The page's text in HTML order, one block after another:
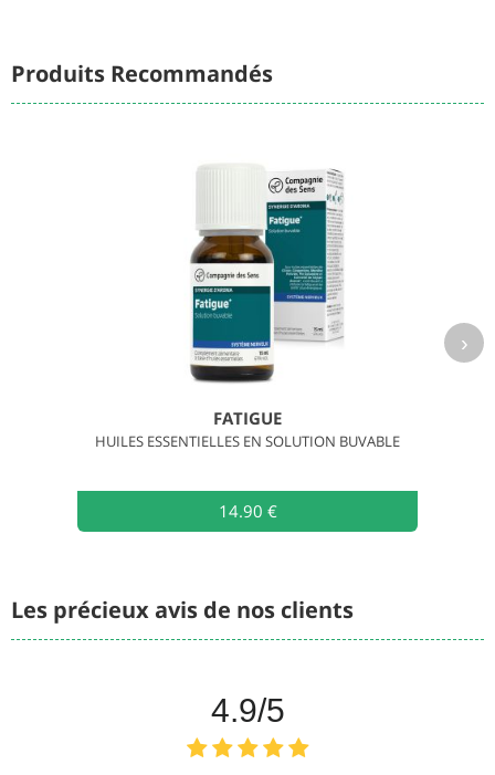
Produits Recommandés
FATIGUE
HUILES ESSENTIELLES EN SOLUTION BUVABLE
14.90 €
›
Les précieux avis de nos clients
4.9/5